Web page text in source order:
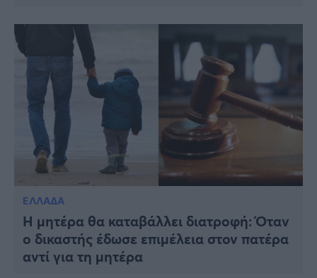
ΕΛΛΑΔΑ
Η μητέρα θα καταβάλλει διατροφή: Όταν
ο δικαστής έδωσε επιμέλεια στον πατέρα
αντί για τη μητέρα